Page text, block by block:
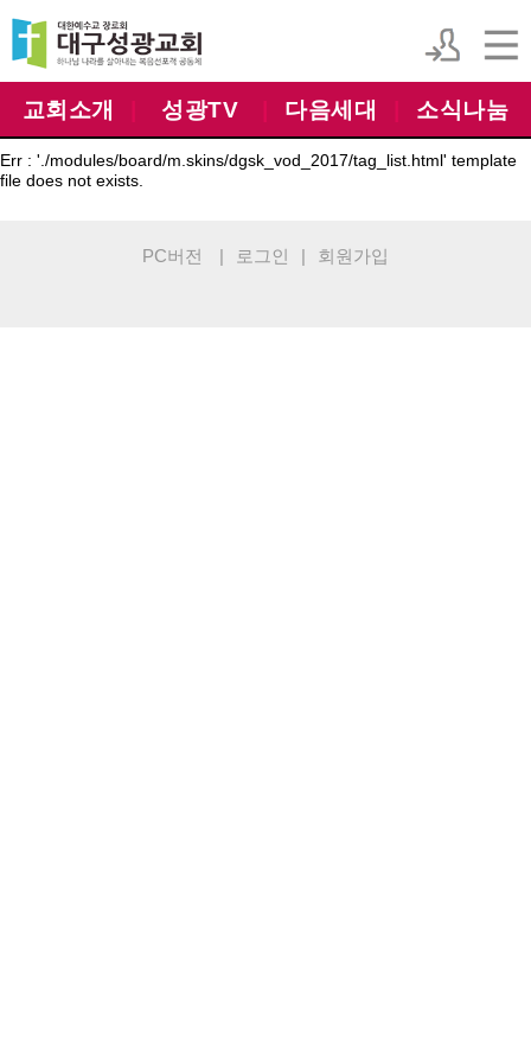
교회소개 성광TV 다음세대 소식나눔
Err : './modules/board/m.skins/dgsk_vod_2017/tag_list.html' template
file does not exists.
PC버전 | 로그인 | 회원가입